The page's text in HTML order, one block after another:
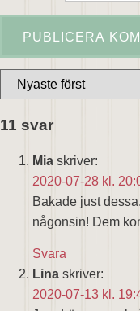
11 svar
Mia skriver:
2020-07-28 kl.
Bakade just
någonsin! Dem
Svara
Lina skriver:
2020-07-13 kl.